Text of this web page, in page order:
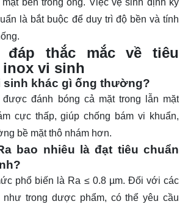
bên trong ống. Việc vệ sinh định kỳ
là bắt buộc để duy trì độ bền và tính
đáp thắc mắc về tiêu
vi sinh
sinh khác gì ống thường?
đánh bóng cả mặt trong lẫn mặt
cực thấp, giúp chống bám vi khuẩn,
bề mặt thô nhám hơn.
bao nhiêu là đạt tiêu chuẩn
phổ biến là Ra ≤ 0.8 µm. Đối với các
như trong dược phẩm, có thể yêu cầu